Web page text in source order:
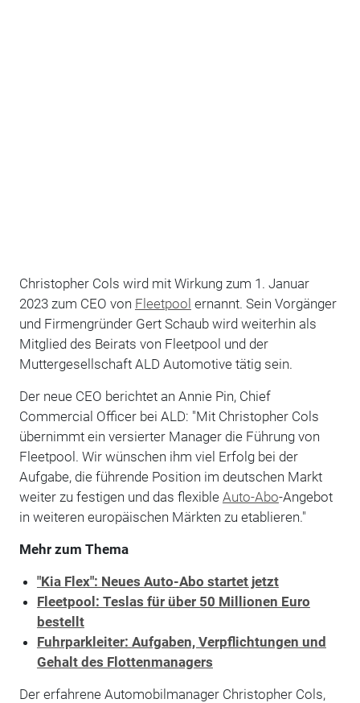
Christopher Cols wird mit Wirkung zum 1. Januar
2023 zum CEO von Fleetpool ernannt. Sein Vorgänger
und Firmengründer Gert Schaub wird weiterhin als
Mitglied des Beirats von Fleetpool und der
Muttergesellschaft ALD Automotive tätig sein.
Der neue CEO berichtet an Annie Pin, Chief
Commercial Officer bei ALD: "Mit Christopher Cols
übernimmt ein versierter Manager die Führung von
Fleetpool. Wir wünschen ihm viel Erfolg bei der
Aufgabe, die führende Position im deutschen Markt
weiter zu festigen und das flexible Auto-Abo-Angebot
in weiteren europäischen Märkten zu etablieren."
Mehr zum Thema
"Kia Flex": Neues Auto-Abo startet jetzt
Fleetpool: Teslas für über 50 Millionen Euro
bestellt
Fuhrparkleiter: Aufgaben, Verpflichtungen und
Gehalt des Flottenmanagers
Der erfahrene Automobilmanager Christopher Cols,